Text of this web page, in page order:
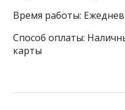
Время работы:
Способ оплаты:
карты